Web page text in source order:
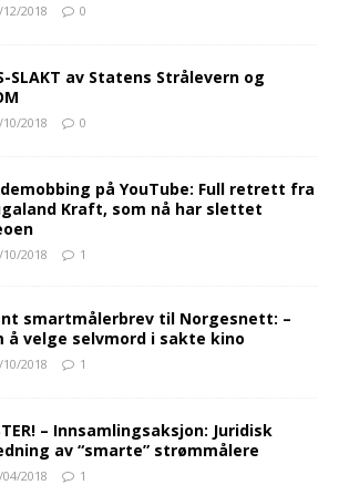
12/2018 0
SLAKT av Statens Strålevern og
2018 0
på YouTube: Full retrett fra
Kraft, som nå har slettet
10/2018 1
smartmålerbrev til Norgesnett: –
å velge selvmord i sakte kino
2018 1
– Innsamlingsaksjon: Juridisk
av “smarte” strømmålere
2018 1